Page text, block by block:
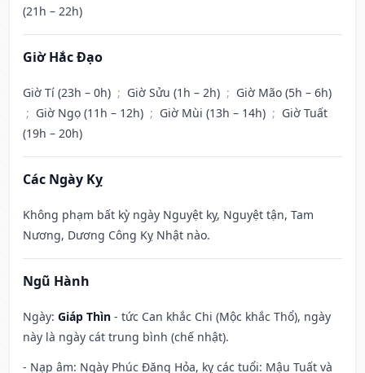
(21h – 22h)
Giờ Hắc Đạo
Giờ Tí (23h – 0h) ; Giờ Sửu (1h – 2h) ; Giờ Mão (5h – 6h)
; Giờ Ngọ (11h – 12h) ; Giờ Mùi (13h – 14h) ; Giờ Tuất
(19h – 20h)
Các Ngày Kỵ
Không phạm bất kỳ ngày Nguyệt kỵ, Nguyệt tận, Tam
Nương, Dương Công Kỵ Nhật nào.
Ngũ Hành
Ngày: Giáp Thìn - tức Can khắc Chi (Mộc khắc Thổ), ngày
này là ngày cát trung bình (chế nhật).
- Nạp âm: Ngày Phúc Đăng Hỏa, kỵ các tuổi: Mậu Tuất và